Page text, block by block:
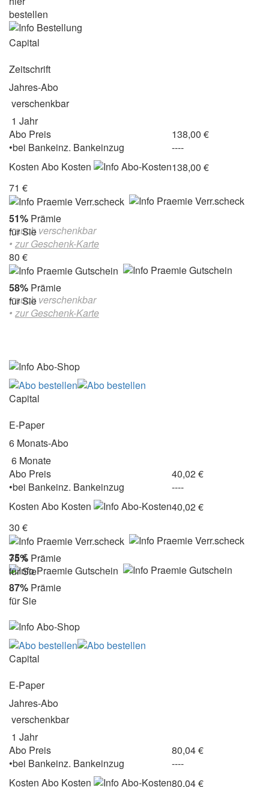
bestellen
Capital
Zeitschrift
Jahres-Abo
verschenkbar
1 Jahr
Abo Preis
138,00 €
•bei Bankeinz. Bankeinzug
----
Kosten Abo Kosten
138,00 €
71 €
51% Prämie
für Sie
• auch verschenkbar
• zur Geschenk-Karte
80 €
58% Prämie
für Sie
• auch verschenkbar
• zur Geschenk-Karte
Capital
E-Paper
6 Monats-Abo
6 Monate
Abo Preis
40,02 €
•bei Bankeinz. Bankeinzug
----
Kosten Abo Kosten
40,02 €
30 €
75% Prämie
für Sie
35 €
87% Prämie
für Sie
Capital
E-Paper
Jahres-Abo
verschenkbar
1 Jahr
Abo Preis
80,04 €
•bei Bankeinz. Bankeinzug
----
Kosten Abo Kosten 80,04 €